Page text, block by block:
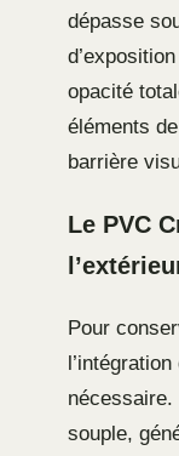
dépasse
opacité
éléments
barrière
Le PVC
Pour
nécessaire.
souple,